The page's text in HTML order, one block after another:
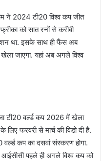
ने 2024 टी20 विश्व कप जीत
को सात रनों से करीबी
था. इसके साथ ही फैंस अब
जाएगा. यहां अब अगले विश्व
टी20 वर्ल्ड कप 2026 में खेला
फरवरी से मार्च की विंडो दी है.
कप का दसवां संस्करण होगा.
पहले ही अगले विश्व कप को